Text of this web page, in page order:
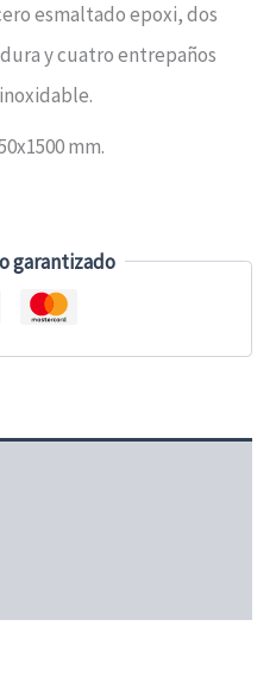
esmaltado epoxi, dos
y cuatro entrepaños
mm.
garantizado